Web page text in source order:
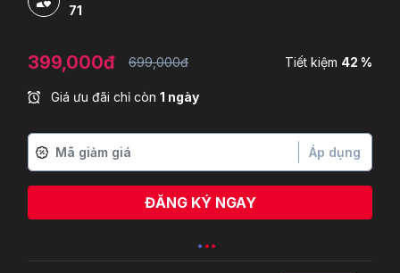
71
399,000đ 699,000đ Tiết kiệm 42 %
Giá ưu đãi chỉ còn 1 ngày
Áp dụng
ĐĂNG KÝ NGAY